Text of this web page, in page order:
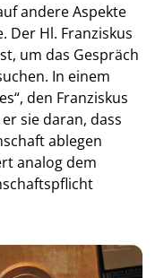
andere Aspekte
Der Hl. Franziskus
um das Gespräch
In einem
den Franziskus
sie daran, dass
ablegen
analog dem